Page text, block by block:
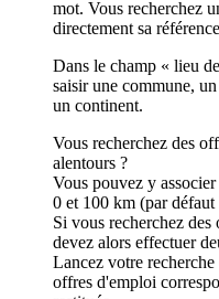
mot. Vous recherchez
directement sa
Dans le champ « lieu
saisir une commune,
un continent.
Vous recherchez des
alentours ?
Vous pouvez y
0 et 100 km (par
Si vous recherchez
devez alors effectuer
Lancez votre
offres d'emploi